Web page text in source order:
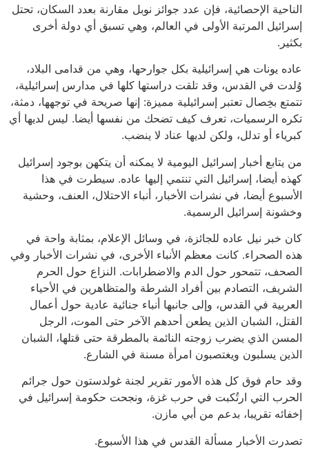
الناحية الإحصائية، فإن عدد جوائز نوبل مقارنة بعدد السكان، تحتل
إسرائيل المرتبة الأولى في العالم، وهي تسبق أي دولة أخرى
بكثير.
عاده يونات هي إسرائيلية بكل جوارحها، وهي من قدامى البلاد،
وُلدت في القدس، وقد تلقت دراستها كلها في مدارس إسرائيلية،
تتمتع بخِصال تعتبر إسرائيلية مميزة: إنها صريحة في توجهها، دمثة،
تكره الرسميات، تعرف كيف تضحك من نفسها أيضا. ليس لديها أي
كبرياء أو تدلل، ولكن لديها عناد لا ينضب.
من يتابع أخبار إسرائيل اليومية لا يمكنه أن يتكهن بوجود إسرائيل
كهذه أيضا، إسرائيل التي تنتمي إليها عاده. سيطرت في هذا
الأسبوع أيضا، في نشرات الأخبار، أنباء الاحتلال، العنف، وحشية
وخشونة إسرائيل الرسمية.
كان خبر نيل عاده للجائزة، في وسائل الإعلام، بمثابة واحة في
هذه الصحراء. كانت معظم الأنباء الأخرى، في نشرات الأخبار وفي
الصحف، تتمحور حول الدم والاضطرابات. النزاع حول الحرم
الشريف، التصادم بين أفراد الشرطة والمتظاهرين في الأحياء
العربية في القدس، وإلى جانبها أنباء جنائية عادية حول أعمال
القتل، الشبان الذين يطعن أحدهم الآخر حتى الموت، الرجل
المسن الذي يضرب زوجته النائمة بالمطرقة حتى قتلها، الشبان
الذين يسلبون ويغتصبون امرأة مسنة في الشارع.
وقد حام فوق كل هذه الأمور تقرير لجنة غولدستون حول جرائم
الحرب التي ارتُكبت في حرب غزة، ونجحت حكومة إسرائيل في
إخفائه تقريبا، بدعم من أبي مازن.
تصدرت الأخبار مسألة القدس في هذا الأسبوع.